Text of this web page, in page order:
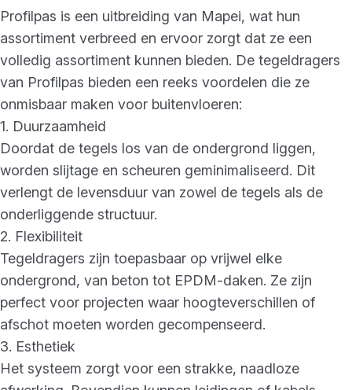
Profilpas is een uitbreiding van Mapei, wat hun
assortiment verbreed en ervoor zorgt dat ze een
volledig assortiment kunnen bieden. De tegeldragers
van Profilpas bieden een reeks voordelen die ze
onmisbaar maken voor buitenvloeren:
1. Duurzaamheid
Doordat de tegels los van de ondergrond liggen,
worden slijtage en scheuren geminimaliseerd. Dit
verlengt de levensduur van zowel de tegels als de
onderliggende structuur.
2. Flexibiliteit
Tegeldragers zijn toepasbaar op vrijwel elke
ondergrond, van beton tot EPDM-daken. Ze zijn
perfect voor projecten waar hoogteverschillen of
afschot moeten worden gecompenseerd.
3. Esthetiek
Het systeem zorgt voor een strakke, naadloze